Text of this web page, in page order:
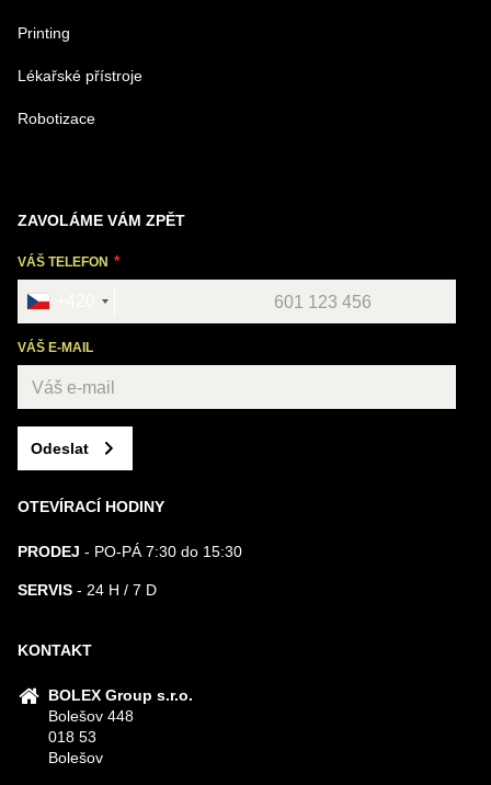
Printing
Lékařské přístroje
Robotizace
ZAVOLÁME VÁM ZPĚT
VÁŠ TELEFON
VÁŠ E-MAIL
Odeslat
OTEVÍRACÍ HODINY
PRODEJ - PO-PÁ 7:30 do 15:30
SERVIS - 24 H / 7 D
KONTAKT
BOLEX Group s.r.o.
Bolešov 448
018 53
Bolešov